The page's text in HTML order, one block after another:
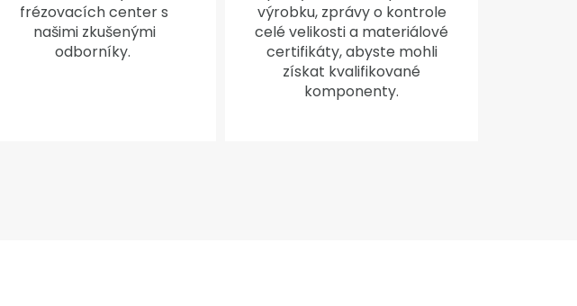
frézovacích center s
našimi zkušenými
odborníky.
výrobku, zprávy o kontrole
celé velikosti a materiálové
certifikáty, abyste mohli
získat kvalifikované
komponenty.